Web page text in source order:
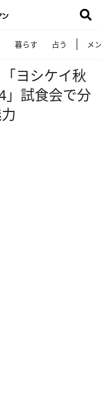
暮らす 占う メ
ヨシケイ秋
」試食会で分